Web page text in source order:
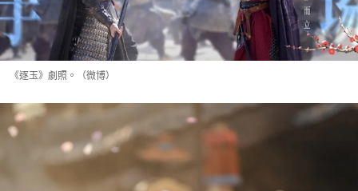
《逐玉》劇照。（微博）